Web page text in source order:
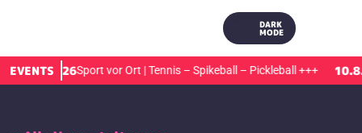
DARK
MODE
EVENTS
10.8.2026Sport vor Ort | Tennis – Spikeball – Pickleball+++